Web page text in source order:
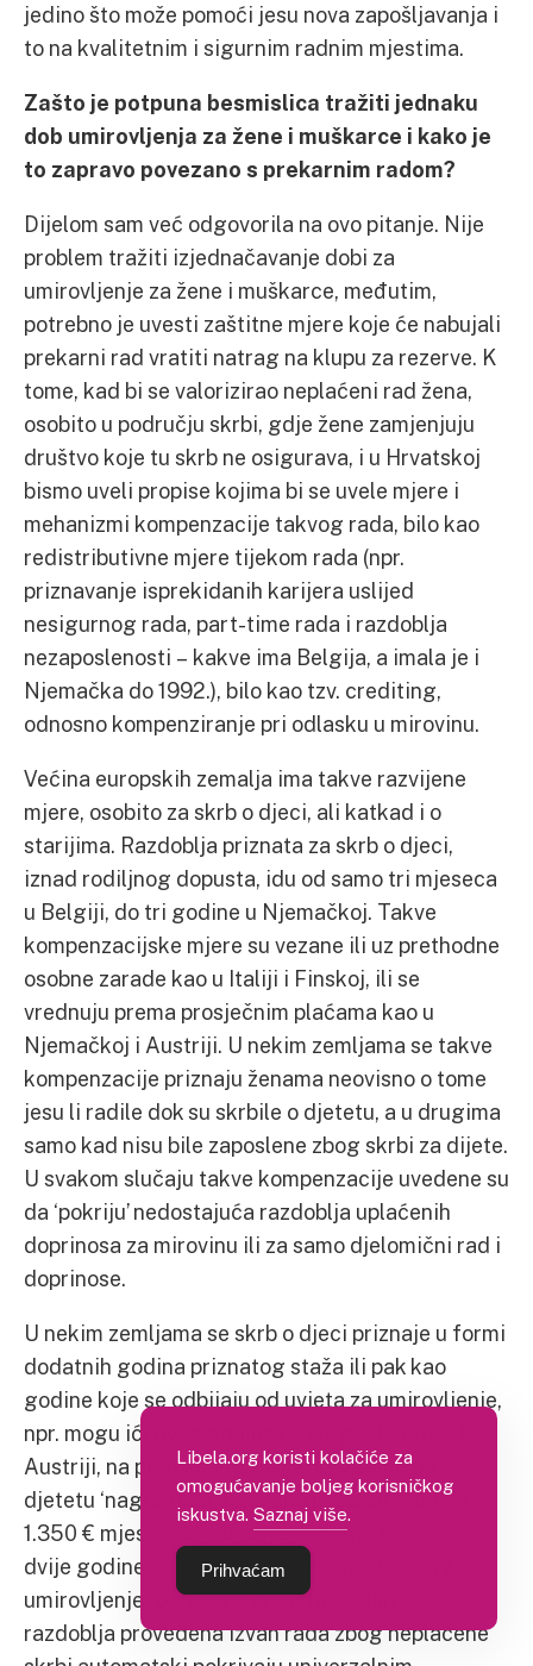
jedino što može pomoći jesu nova zapošljavanja i
to na kvalitetnim i sigurnim radnim mjestima.
Zašto je potpuna besmislica tražiti jednaku
dob umirovljenja za žene i muškarce i kako je
to zapravo povezano s prekarnim radom?
Dijelom sam već odgovorila na ovo pitanje. Nije
problem tražiti izjednačavanje dobi za
umirovljenje za žene i muškarce, međutim,
potrebno je uvesti zaštitne mjere koje će nabujali
prekarni rad vratiti natrag na klupu za rezerve. K
tome, kad bi se valorizirao neplaćeni rad žena,
osobito u području skrbi, gdje žene zamjenjuju
društvo koje tu skrb ne osigurava, i u Hrvatskoj
bismo uveli propise kojima bi se uvele mjere i
mehanizmi kompenzacije takvog rada, bilo kao
redistributivne mjere tijekom rada (npr.
priznavanje isprekidanih karijera uslijed
nesigurnog rada, part-time rada i razdoblja
nezaposlenosti – kakve ima Belgija, a imala je i
Njemačka do 1992.), bilo kao tzv. crediting,
odnosno kompenziranje pri odlasku u mirovinu.
Većina europskih zemalja ima takve razvijene
mjere, osobito za skrb o djeci, ali katkad i o
starijima. Razdoblja priznata za skrb o djeci,
iznad rodiljnog dopusta, idu od samo tri mjeseca
u Belgiji, do tri godine u Njemačkoj. Takve
kompenzacijske mjere su vezane ili uz prethodne
osobne zarade kao u Italiji i Finskoj, ili se
vrednuju prema prosječnim plaćama kao u
Njemačkoj i Austriji. U nekim zemljama se takve
kompenzacije priznaju ženama neovisno o tome
jesu li radile dok su skrbile o djetetu, a u drugima
samo kad nisu bile zaposlene zbog skrbi za dijete.
U svakom slučaju takve kompenzacije uvedene su
da ‘pokriju’ nedostajuća razdoblja uplaćenih
doprinosa za mirovinu ili za samo djelomični rad i
doprinose.
U nekim zemljama se skrb o djeci priznaje u formi
dodatnih godina priznatog staža ili pak kao
godine koje se odbijaju od uvjeta za umirovljenje,
npr. mogu ići dvije godine ranije po djetetu. U
Austriji, na primjer, je s do četiri godine po
djetetu ‘nagrađena’ žena ako je zarađivala do
1.350 € mjesečno, odnosno dodatno se priznaje
dvije godine po djetetu za stjecanje uvjeta za
umirovljenje. Danska ima sustav kojim se
razdoblja provedena izvan rada zbog neplaćene
Libela.org koristi kolačiće za
omogućavanje boljeg korisničkog
iskustva. Saznaj više.
Prihvaćam